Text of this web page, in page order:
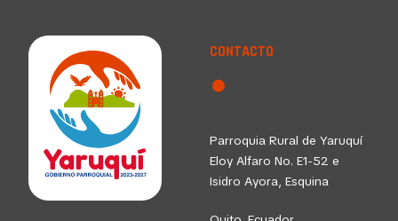
CONTACTO
Parroquia Rural de Yaruquí
Eloy Alfaro No. E1-52 e
Isidro Ayora, Esquina